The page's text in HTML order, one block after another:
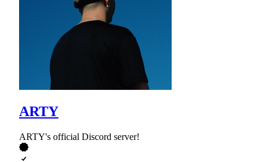
ARTY
ARTY's official Discord server!